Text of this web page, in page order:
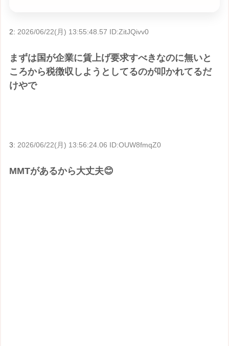
2: 2026/06/22(月) 13:55:48.57 ID:ZitJQivv0
まずは国が企業に賃上げ要求すべきなのに無いと
ころから税徴収しようとしてるのが叩かれてるだ
けやで
3: 2026/06/22(月) 13:56:24.06 ID:OUW8fmqZ0
MMTがあるから大丈夫😊